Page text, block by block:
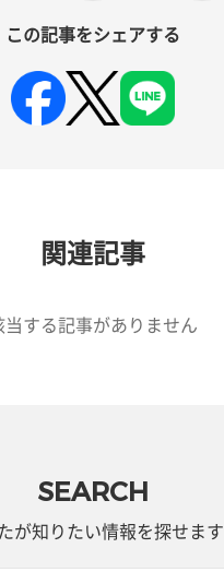
この記事をシェアする
関連記事
当する記事がありません
SEARCH
が知りたい情報を探せます